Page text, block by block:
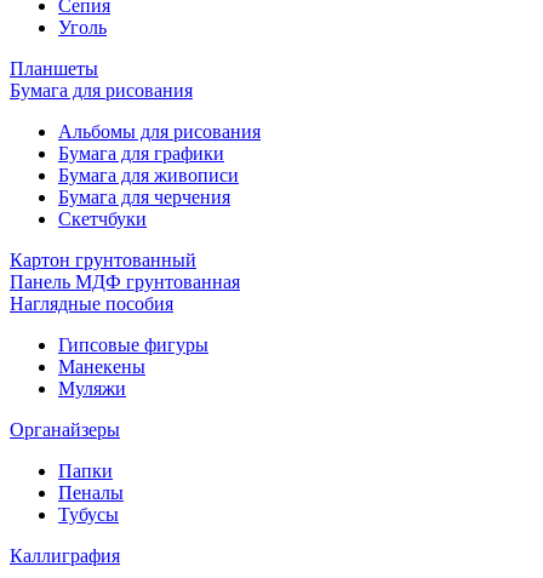
Сепия
Уголь
Планшеты
Бумага для рисования
Альбомы для рисования
Бумага для графики
Бумага для живописи
Бумага для черчения
Скетчбуки
Картон грунтованный
Панель МДФ грунтованная
Наглядные пособия
Гипсовые фигуры
Манекены
Муляжи
Органайзеры
Папки
Пеналы
Тубусы
Каллиграфия